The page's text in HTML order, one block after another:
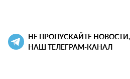
НЕ ПРОПУСКАЙТЕ
НАШ ТЕЛЕГРАМ-КАНАЛ